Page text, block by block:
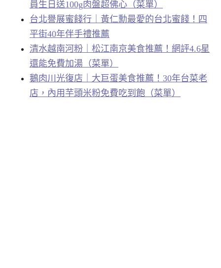
員生日送100g肉盤超佛心（菜單）
台北譽展蜜餞行｜黃仁勳最愛的台北蜜餞！四
平街40年伴手禮推薦
清水越南河粉｜松江南京美食推薦！網評4.6星
還能免費加湯（菜單）
鵝肉川光復店｜大巨蛋美食推薦！30年台菜老
店，內用芋頭米粉免費吃到飽（菜單）